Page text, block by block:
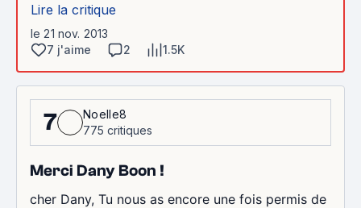
Lire la critique
le 21 nov. 2013
7 j'aime
2 1.5K
7
Noelle8
775 critiques
Merci Dany Boon !
cher Dany, Tu nous as encore une fois permis de